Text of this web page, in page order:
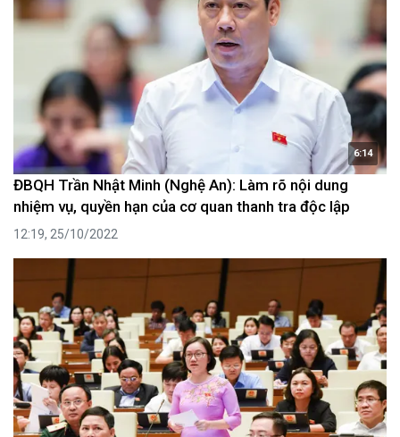
6:14
ĐBQH Trần Nhật Minh (Nghệ An): Làm rõ nội dung
nhiệm vụ, quyền hạn của cơ quan thanh tra độc lập
12:19, 25/10/2022